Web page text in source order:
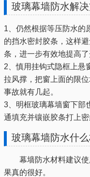
玻璃幕墙防水解
1、仍然根据等压防水的
的挡水密封胶条，这样
条，进一步有效地提高了
2、慎用挂钩式隐框上悬
拉风撑，把窗上面的限
事故就有几起。
3、明框玻璃幕墙窗下部
通填充并镶嵌胶条打上密
玻璃幕墙防水什
幕墙防水材料建议使
果真的很好。